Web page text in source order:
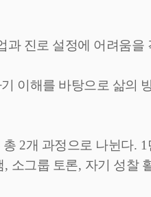
과 진로 설정에 어려움
이해를 바탕으로 삶의
총 2개 과정으로 나뉜다. 1
, 소그룹 토론, 자기 성찰